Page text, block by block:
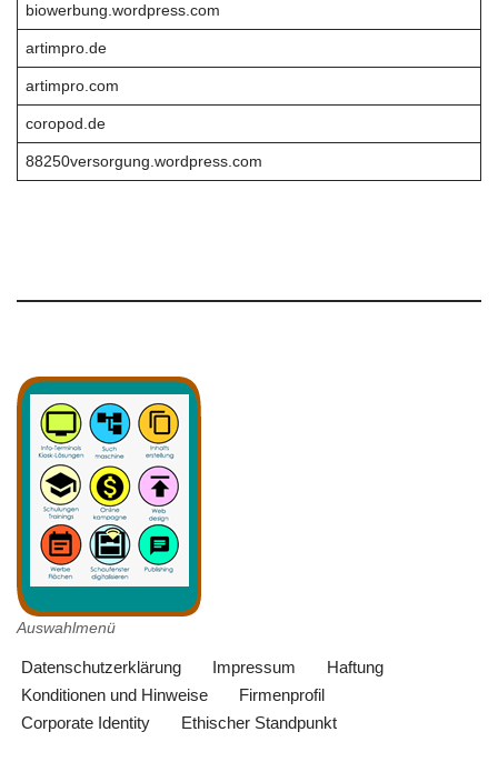
biowerbung.wordpress.com
artimpro.de
artimpro.com
coropod.de
88250versorgung.wordpress.com
Auswahlmenü
Datenschutzerklärung Impressum
Haftung
Konditionen und Hinweise
Firmenprofil
Corporate Identity
Ethischer Standpunkt